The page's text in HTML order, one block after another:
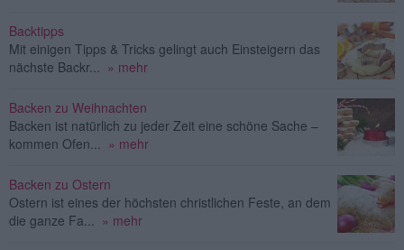
Backtipps
Mit einigen Tipps & Tricks gelingt auch Einsteigern das
nächste Backr...
» mehr
Backen zu Weihnachten
Backen ist natürlich zu jeder Zeit eine schöne Sache –
kommen Ofen...
» mehr
Backen zu Ostern
Ostern ist eines der höchsten christlichen Feste, an dem
die ganze Fa...
» mehr